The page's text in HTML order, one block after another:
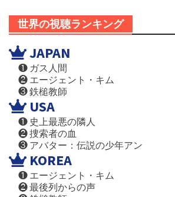
世界の視聴ランキング
JAPAN
❶ ガス人間
❷ エージェント・キム
❸ 鉄槌教師
USA
❶ 史上最悪の隣人
❷ 捜索者の血
❸ アバター：伝説の少年アン
KOREA
❶ エージェント・キム
❷ 最後列からの声